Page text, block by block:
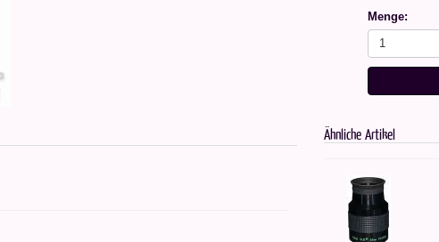
Menge:
1
Ähnliche Artikel